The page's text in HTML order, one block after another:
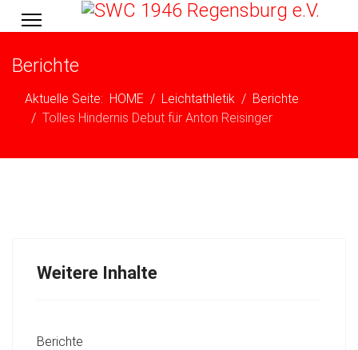
Berichte
Aktuelle Seite: HOME Leichtathletik
Berichte
Tolles Hindernis Debut für Anton Reisinger
Weitere Inhalte
Berichte